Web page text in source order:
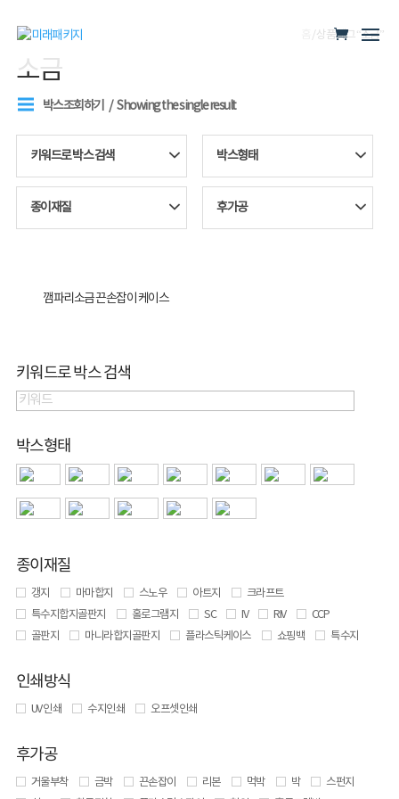
/ 상품 태그 “소금”
소금
박스조회하기 Showing the single result
키워드로 박스 검색 박스형태
종이재질 후가공
깸파리소금 끈손잡이 케이스
키워드로 박스 검색
박스형태
종이재질
갱지 마마합지 스노우 아트지
크라프트
특수지합지골판지
홀로그램지 SC IV RIV
CCP
골판지
마니라합지골판지 플라스틱케이스 쇼핑백 특수지
인쇄방식
UV 인쇄 수지인쇄 오프셋인쇄
후가공
거울부착 금박 끈손잡이 리본 먹박 박
스펀지